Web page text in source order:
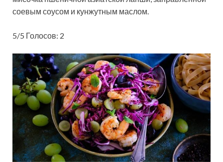
соевым соусом и кунжутным маслом.
5/5 Голосов: 2